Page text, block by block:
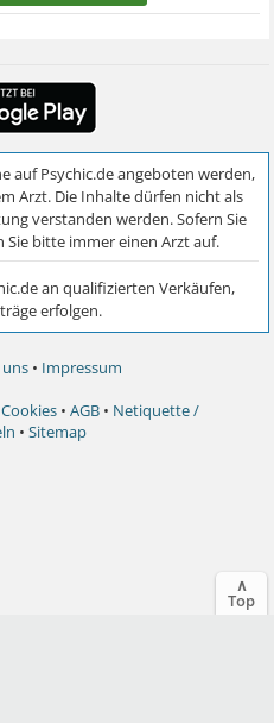
• Impressum
• AGB • Netiquette /
• Sitemap
∧
Top